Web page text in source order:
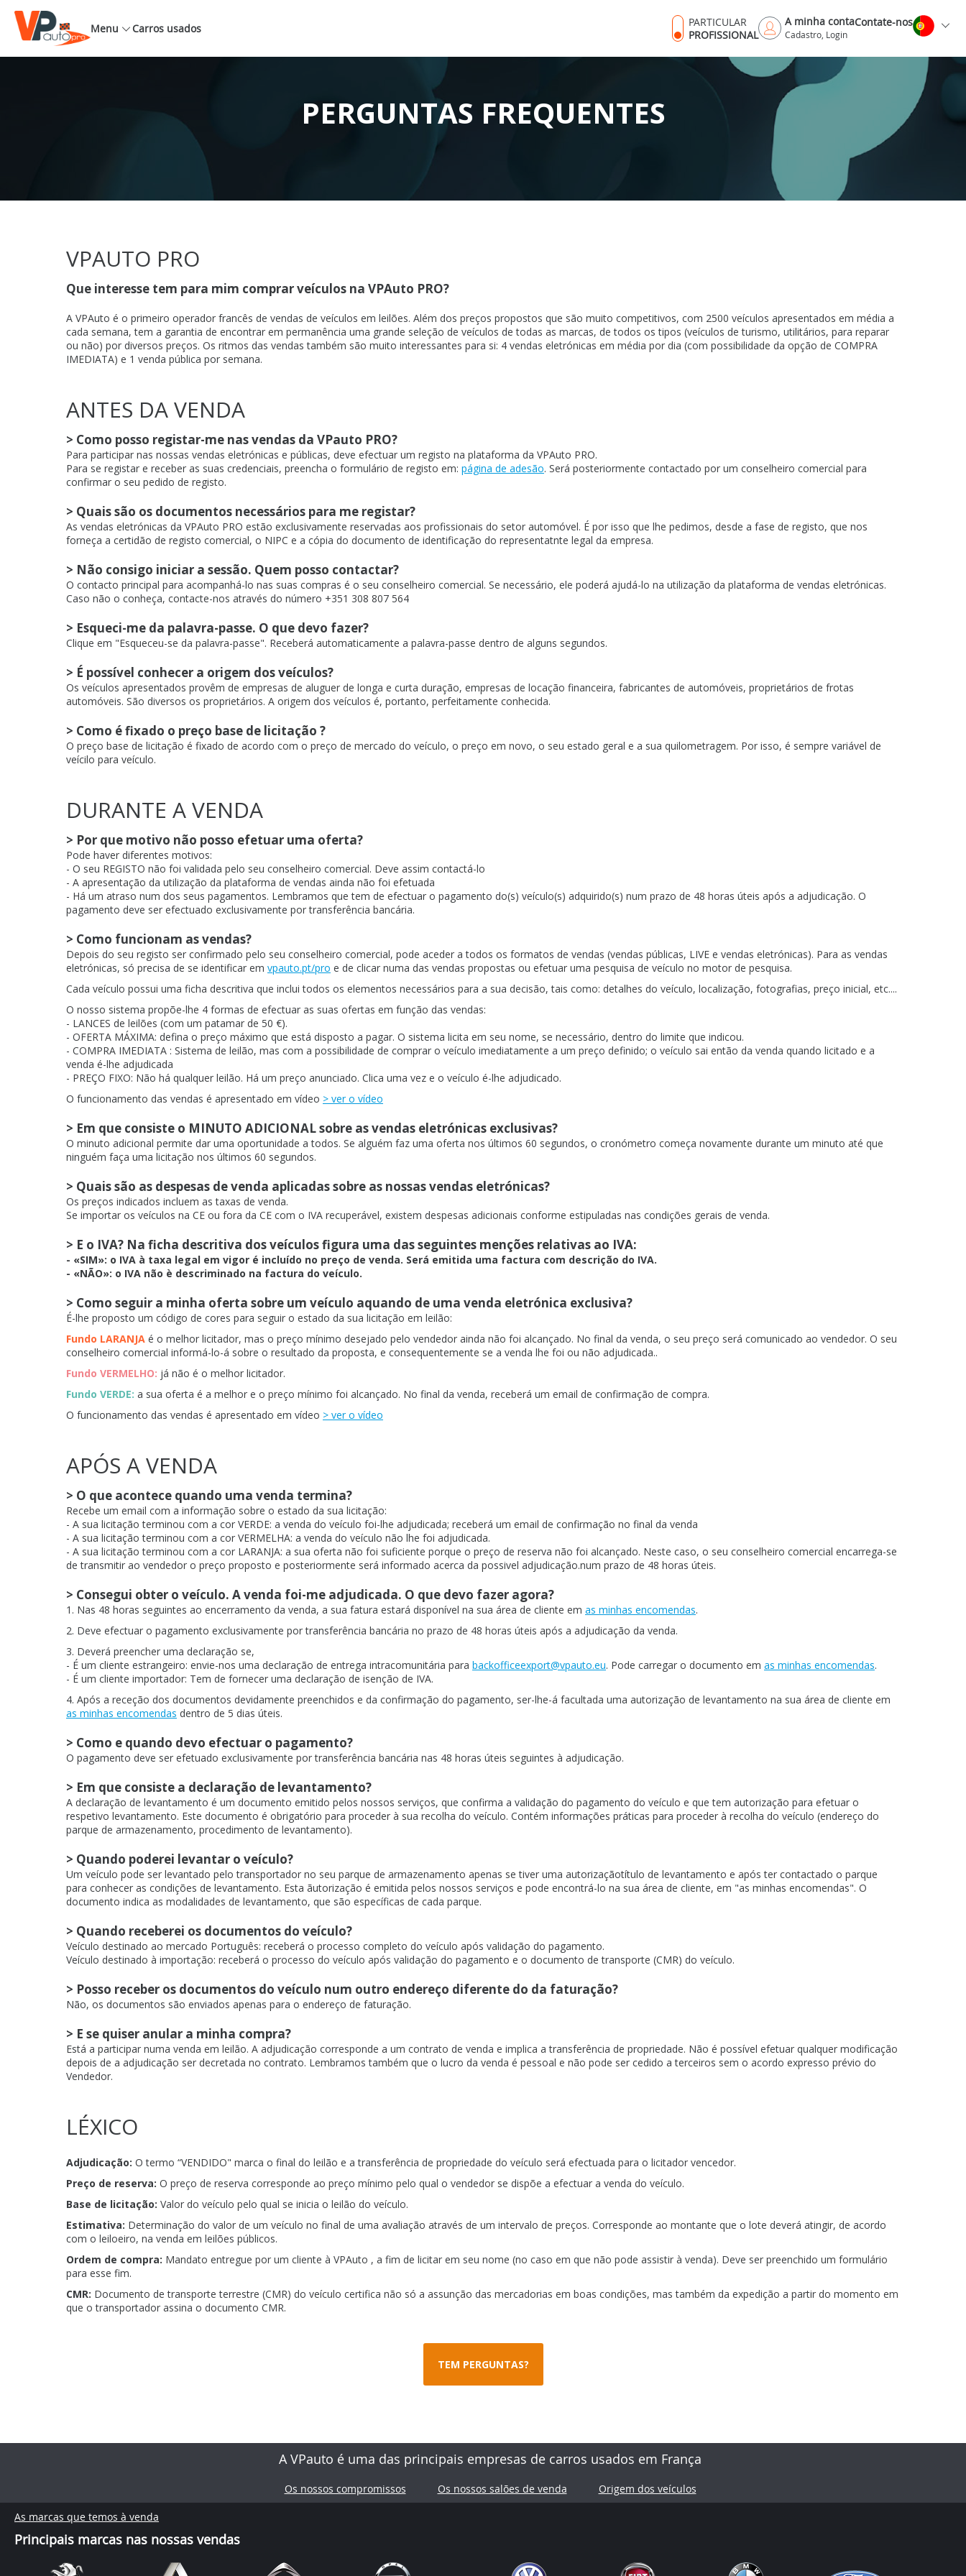
Menu Carros usados
PARTICULAR
PROFISSIONAL
A minha conta
Cadastro, Login
Contate-nos
PERGUNTAS FREQUENTES
VPAUTO PRO
Que interesse tem para mim comprar veículos na VPAuto PRO?
A VPAuto é o primeiro operador francês de vendas de veículos em leilões. Além dos preços propostos que são muito competitivos, com 2500 veículos apresentados em média a
cada semana, tem a garantia de encontrar em permanência uma grande seleção de veículos de todas as marcas, de todos os tipos (veículos de turismo, utilitários, para reparar
ou não) por diversos preços. Os ritmos das vendas também são muito interessantes para si: 4 vendas eletrónicas em média por dia (com possibilidade da opção de COMPRA
IMEDIATA) e 1 venda pública por semana.
ANTES DA VENDA
> Como posso registar-me nas vendas da VPauto PRO?
Para participar nas nossas vendas eletrónicas e públicas, deve efectuar um registo na plataforma da VPAuto PRO.
Para se registar e receber as suas credenciais, preencha o formulário de registo em: página de adesão. Será posteriormente contactado por um conselheiro comercial para
confirmar o seu pedido de registo.
> Quais são os documentos necessários para me registar?
As vendas eletrónicas da VPAuto PRO estão exclusivamente reservadas aos profissionais do setor automóvel. É por isso que lhe pedimos, desde a fase de registo, que nos
forneça a certidão de registo comercial, o NIPC e a cópia do documento de identificação do representatnte legal da empresa.
> Não consigo iniciar a sessão. Quem posso contactar?
O contacto principal para acompanhá-lo nas suas compras é o seu conselheiro comercial. Se necessário, ele poderá ajudá-lo na utilização da plataforma de vendas eletrónicas.
Caso não o conheça, contacte-nos através do número +351 308 807 564
> Esqueci-me da palavra-passe. O que devo fazer?
Clique em "Esqueceu-se da palavra-passe". Receberá automaticamente a palavra-passe dentro de alguns segundos.
> É possível conhecer a origem dos veículos?
Os veículos apresentados provêm de empresas de aluguer de longa e curta duração, empresas de locação financeira, fabricantes de automóveis, proprietários de frotas
automóveis. São diversos os proprietários. A origem dos veículos é, portanto, perfeitamente conhecida.
> Como é fixado o preço base de licitação ?
O preço base de licitação é fixado de acordo com o preço de mercado do veículo, o preço em novo, o seu estado geral e a sua quilometragem. Por isso, é sempre variável de
veícilo para veículo.
DURANTE A VENDA
> Por que motivo não posso efetuar uma oferta?
Pode haver diferentes motivos:
- O seu REGISTO não foi validada pelo seu conselheiro comercial. Deve assim contactá-lo
- A apresentação da utilização da plataforma de vendas ainda não foi efetuada
- Há um atraso num dos seus pagamentos. Lembramos que tem de efectuar o pagamento do(s) veículo(s) adquirido(s) num prazo de 48 horas úteis após a adjudicação. O
pagamento deve ser efectuado exclusivamente por transferência bancária.
> Como funcionam as vendas?
Depois do seu registo ser confirmado pelo seu conselheiro comercial, pode aceder a todos os formatos de vendas (vendas públicas, LIVE e vendas eletrónicas). Para as vendas
eletrónicas, só precisa de se identificar em vpauto.pt/pro e de clicar numa das vendas propostas ou efetuar uma pesquisa de veículo no motor de pesquisa.
Cada veículo possui uma ficha descritiva que inclui todos os elementos necessários para a sua decisão, tais como: detalhes do veículo, localização, fotografias, preço inicial, etc....
O nosso sistema propõe-lhe 4 formas de efectuar as suas ofertas em função das vendas:
- LANCES de leilões (com um patamar de 50 €).
- OFERTA MÁXIMA: defina o preço máximo que está disposto a pagar. O sistema licita em seu nome, se necessário, dentro do limite que indicou.
- COMPRA IMEDIATA : Sistema de leilão, mas com a possibilidade de comprar o veículo imediatamente a um preço definido; o veículo sai então da venda quando licitado e a
venda é-lhe adjudicada
- PREÇO FIXO: Não há qualquer leilão. Há um preço anunciado. Clica uma vez e o veículo é-lhe adjudicado.
O funcionamento das vendas é apresentado em vídeo > ver o vídeo
> Em que consiste o MINUTO ADICIONAL sobre as vendas eletrónicas exclusivas?
O minuto adicional permite dar uma oportunidade a todos. Se alguém faz uma oferta nos últimos 60 segundos, o cronómetro começa novamente durante um minuto até que
ninguém faça uma licitação nos últimos 60 segundos.
> Quais são as despesas de venda aplicadas sobre as nossas vendas eletrónicas?
Os preços indicados incluem as taxas de venda.
Se importar os veículos na CE ou fora da CE com o IVA recuperável, existem despesas adicionais conforme estipuladas nas condições gerais de venda.
> E o IVA? Na ficha descritiva dos veículos figura uma das seguintes menções relativas ao IVA:
- «SIM»: o IVA à taxa legal em vigor é incluído no preço de venda. Será emitida uma factura com descrição do IVA.
- «NÃO»: o IVA não è descriminado na factura do veículo.
> Como seguir a minha oferta sobre um veículo aquando de uma venda eletrónica exclusiva?
É-lhe proposto um código de cores para seguir o estado da sua licitação em leilão:
Fundo LARANJA é o melhor licitador, mas o preço mínimo desejado pelo vendedor ainda não foi alcançado. No final da venda, o seu preço será comunicado ao vendedor. O seu
conselheiro comercial informá-lo-á sobre o resultado da proposta, e consequentemente se a venda lhe foi ou não adjudicada..
Fundo VERMELHO: já não é o melhor licitador.
Fundo VERDE: a sua oferta é a melhor e o preço mínimo foi alcançado. No final da venda, receberá um email de confirmação de compra.
O funcionamento das vendas é apresentado em vídeo > ver o vídeo
APÓS A VENDA
> O que acontece quando uma venda termina?
Recebe um email com a informação sobre o estado da sua licitação:
- A sua licitação terminou com a cor VERDE: a venda do veículo foi-lhe adjudicada; receberá um email de confirmação no final da venda
- A sua licitação terminou com a cor VERMELHA: a venda do veículo não lhe foi adjudicada.
- A sua licitação terminou com a cor LARANJA: a sua oferta não foi suficiente porque o preço de reserva não foi alcançado. Neste caso, o seu conselheiro comercial encarrega-se
de transmitir ao vendedor o preço proposto e posteriormente será informado acerca da possivel adjudicação.num prazo de 48 horas úteis.
> Consegui obter o veículo. A venda foi-me adjudicada. O que devo fazer agora?
1. Nas 48 horas seguintes ao encerramento da venda, a sua fatura estará disponível na sua área de cliente em as minhas encomendas.
2. Deve efectuar o pagamento exclusivamente por transferência bancária no prazo de 48 horas úteis após a adjudicação da venda.
3. Deverá preencher uma declaração se,
- É um cliente estrangeiro: envie-nos uma declaração de entrega intracomunitária para backofficeexport@vpauto.eu. Pode carregar o documento em as minhas encomendas.
- É um cliente importador: Tem de fornecer uma declaração de isenção de IVA.
4. Após a receção dos documentos devidamente preenchidos e da confirmação do pagamento, ser-lhe-á facultada uma autorização de levantamento na sua área de cliente em
as minhas encomendas dentro de 5 dias úteis.
> Como e quando devo efectuar o pagamento?
O pagamento deve ser efetuado exclusivamente por transferência bancária nas 48 horas úteis seguintes à adjudicação.
> Em que consiste a declaração de levantamento?
A declaração de levantamento é um documento emitido pelos nossos serviços, que confirma a validação do pagamento do veículo e que tem autorização para efetuar o
respetivo levantamento. Este documento é obrigatório para proceder à sua recolha do veículo. Contém informações práticas para proceder à recolha do veículo (endereço do
parque de armazenamento, procedimento de levantamento).
> Quando poderei levantar o veículo?
Um veículo pode ser levantado pelo transportador no seu parque de armazenamento apenas se tiver uma autorizaçãotítulo de levantamento e após ter contactado o parque
para conhecer as condições de levantamento. Esta ãutorização é emitida pelos nossos serviços e pode encontrá-lo na sua área de cliente, em "as minhas encomendas". O
documento indica as modalidades de levantamento, que são específicas de cada parque.
> Quando receberei os documentos do veículo?
Veículo destinado ao mercado Português: receberá o processo completo do veículo após validação do pagamento.
Veículo destinado à importação: receberá o processo do veículo após validação do pagamento e o documento de transporte (CMR) do veículo.
> Posso receber os documentos do veículo num outro endereço diferente do da faturação?
Não, os documentos são enviados apenas para o endereço de faturação.
> E se quiser anular a minha compra?
Está a participar numa venda em leilão. A adjudicação corresponde a um contrato de venda e implica a transferência de propriedade. Não é possível efetuar qualquer modificação
depois de a adjudicação ser decretada no contrato. Lembramos também que o lucro da venda é pessoal e não pode ser cedido a terceiros sem o acordo expresso prévio do
Vendedor.
LÉXICO
Adjudicação: O termo “VENDIDO" marca o final do leilão e a transferência de propriedade do veículo será efectuada para o licitador vencedor.
Preço de reserva: O preço de reserva corresponde ao preço mínimo pelo qual o vendedor se dispõe a efectuar a venda do veículo.
Base de licitação: Valor do veículo pelo qual se inicia o leilão do veículo.
Estimativa: Determinação do valor de um veículo no final de uma avaliação através de um intervalo de preços. Corresponde ao montante que o lote deverá atingir, de acordo
com o leiloeiro, na venda em leilões públicos.
Ordem de compra: Mandato entregue por um cliente à VPAuto , a fim de licitar em seu nome (no caso em que não pode assistir à venda). Deve ser preenchido um formulário
para esse fim.
CMR: Documento de transporte terrestre (CMR) do veículo certifica não só a assunção das mercadorias em boas condições, mas também da expedição a partir do momento em
que o transportador assina o documento CMR.
TEM PERGUNTAS?
A VPauto é uma das principais empresas de carros usados em França
Os nossos compromissos Os nossos salões de venda Origem dos veículos
As marcas que temos à venda
Principais marcas nas nossas vendas